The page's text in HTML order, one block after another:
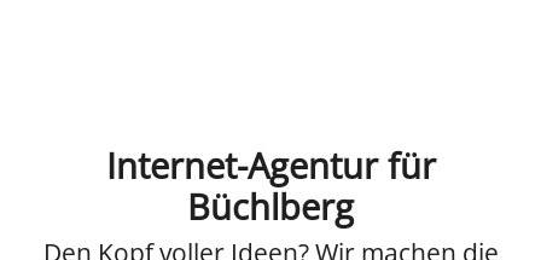
Internet-Agentur für
Büchlberg
Den Kopf voller Ideen? Wir machen die